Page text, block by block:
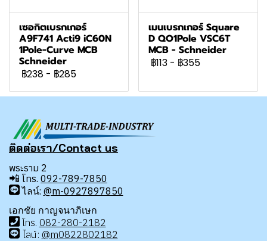
เซอกิตเบรกเกอร์
A9F741 Acti9 iC60N
1Pole-Curve MCB
Schneider
฿238 - ฿285
เมนเบรกเกอร์ Square
D QO1Pole VSC6T
MCB - Schneider
฿113 - ฿355
ติดต่อเรา/Contact us
พระราม 2
📲 โทร. 092-789-7850
ไลน์: @m-0927897850
เอกชัย กาญจนาภิเษก
โทร. 082-280-2182
ไลน์: @m0822802182